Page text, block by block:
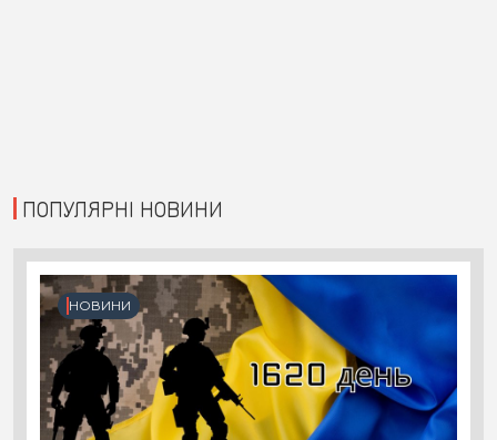
ПОПУЛЯРНІ НОВИНИ
НОВИНИ